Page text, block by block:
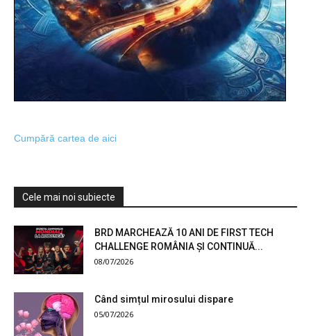
Cumpără cartea de aici
Cele mai noi subiecte
BRD MARCHEAZĂ 10 ANI DE FIRST TECH
CHALLENGE ROMÂNIA ȘI CONTINUĂ...
08/07/2026
Când simțul mirosului dispare
05/07/2026